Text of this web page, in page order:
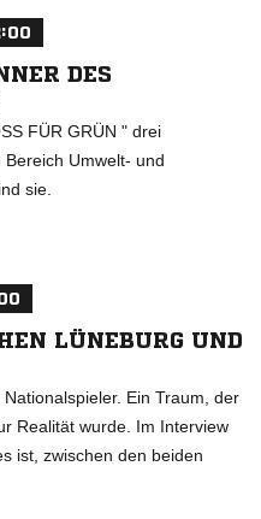
DES
FÜR GRÜN " drei
Umwelt- und
sie.
LÜNEBURG UND
Ein Traum, der
Realität wurde. Im Interview
ist, zwischen den beiden